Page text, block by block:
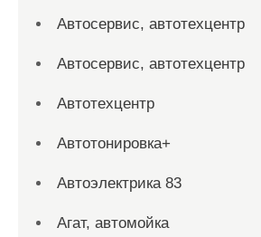
Автосервис, автотехцентр
Автосервис, автотехцентр
Автотехцентр
Автотонировка+
Автоэлектрика 83
Агат, автомойка